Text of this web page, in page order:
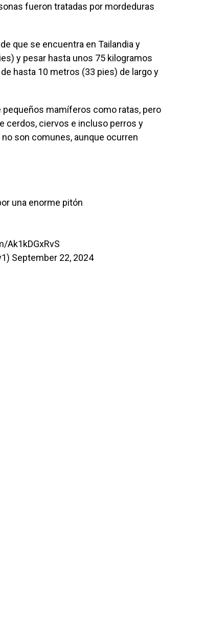
fueron tratadas por mordeduras
que se encuentra en Tailandia y
y pesar hasta unos 75 kilogramos
hasta 10 metros (33 pies) de largo y
mamíferos como ratas, pero
cerdos, ciervos e incluso perros y
son comunes, aunque ocurren
una enorme pitón
Ak1kDGxRvS
September 22, 2024